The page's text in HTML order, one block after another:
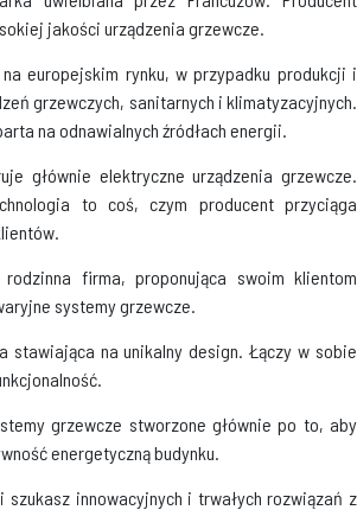
jakości urządzenia grzewcze.
europejskim rynku, w przypadku produkcji i
grzewczych, sanitarnych i klimatyzacyjnych.
na odnawialnych źródłach energii.
głównie elektryczne urządzenia grzewcze.
to coś, czym producent przyciąga
firma, proponująca swoim klientom
systemy grzewcze.
stawiająca na unikalny design. Łączy w sobie
grzewcze stworzone głównie po to, aby
energetyczną budynku.
szukasz innowacyjnych i trwałych rozwiązań z